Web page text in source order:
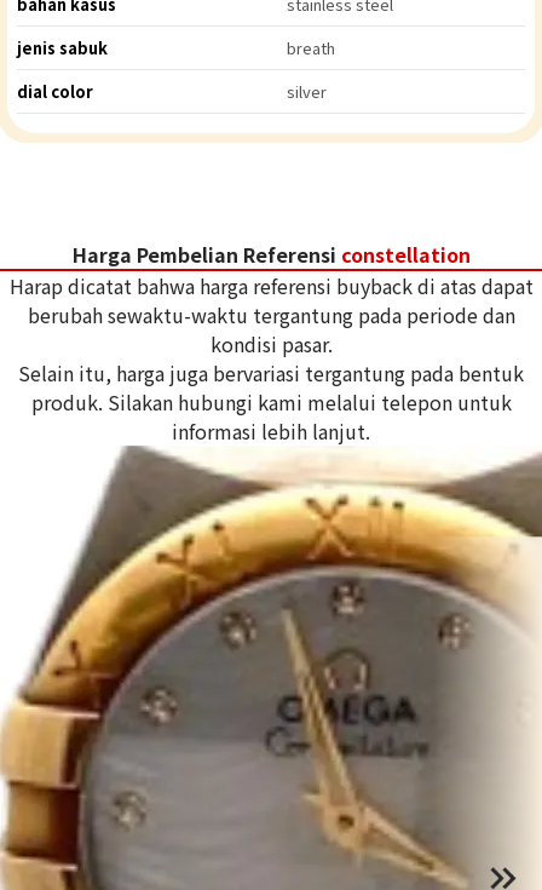
bahan kasus
stainless steel
jenis sabuk
breath
dial color
silver
Harga Pembelian Referensi constellation
Harap dicatat bahwa harga referensi buyback di atas dapat
berubah sewaktu-waktu tergantung pada periode dan
kondisi pasar.
Selain itu, harga juga bervariasi tergantung pada bentuk
produk. Silakan hubungi kami melalui telepon untuk
informasi lebih lanjut.